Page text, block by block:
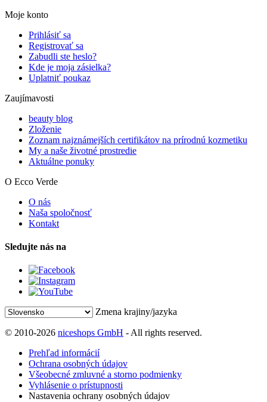
Moje konto
Prihlásiť sa
Registrovať sa
Zabudli ste heslo?
Kde je moja zásielka?
Uplatniť poukaz
Zaujímavosti
beauty blog
Zloženie
Zoznam najznámejších certifikátov na prírodnú kozmetiku
My a naše životné prostredie
Aktuálne ponuky
O Ecco Verde
O nás
Naša spoločnosť
Kontakt
Sledujte nás na
Zmena krajiny/jazyka
© 2010-2026 niceshops GmbH - All rights reserved.
Prehľad informácií
Ochrana osobných údajov
Všeobecné zmluvné a storno podmienky
Vyhlásenie o prístupnosti
Nastavenia ochrany osobných údajov